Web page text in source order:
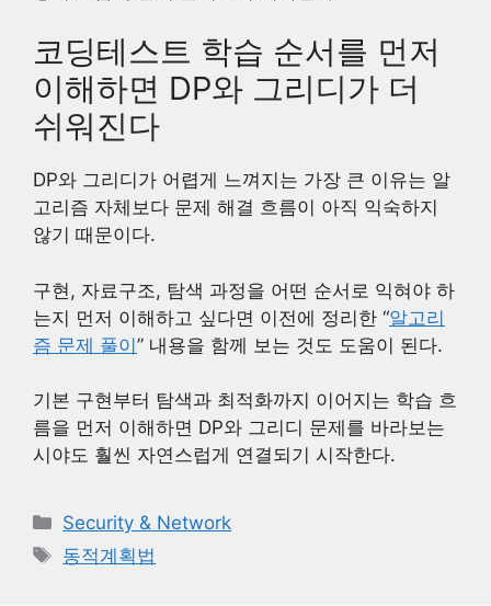
코딩테스트 학습 순서를 먼저
이해하면 DP와 그리디가 더
쉬워진다
DP와 그리디가 어렵게 느껴지는 가장 큰 이유는 알
고리즘 자체보다 문제 해결 흐름이 아직 익숙하지
않기 때문이다.
구현, 자료구조, 탐색 과정을 어떤 순서로 익혀야 하
는지 먼저 이해하고 싶다면 이전에 정리한 “알고리
즘 문제 풀이” 내용을 함께 보는 것도 도움이 된다.
기본 구현부터 탐색과 최적화까지 이어지는 학습 흐
름을 먼저 이해하면 DP와 그리디 문제를 바라보는
시야도 훨씬 자연스럽게 연결되기 시작한다.
카
테
Security & Network
태
동적계획법